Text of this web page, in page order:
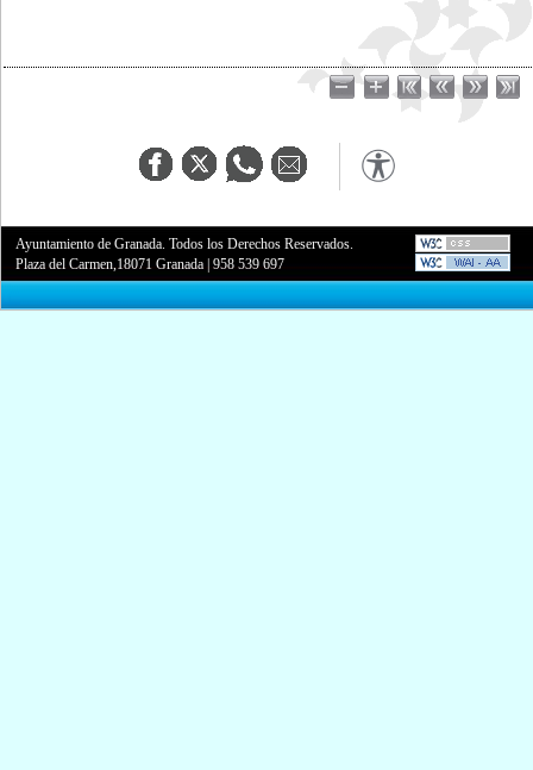
Ayuntamiento de Granada. Todos los Derechos Reservados.
Plaza del Carmen,18071 Granada |958 539 697